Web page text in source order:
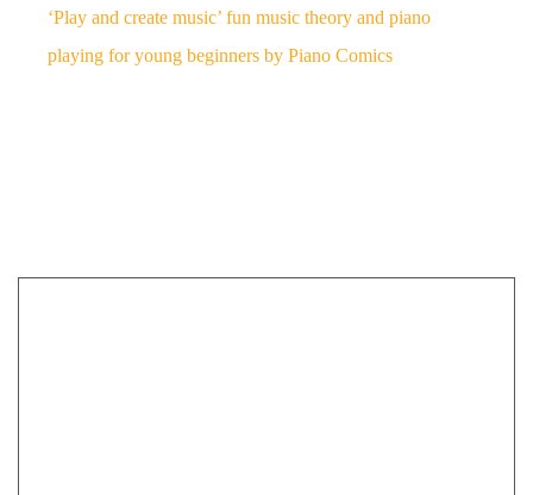
‘Play and create music’ fun music theory and piano
playing for young beginners by Piano Comics